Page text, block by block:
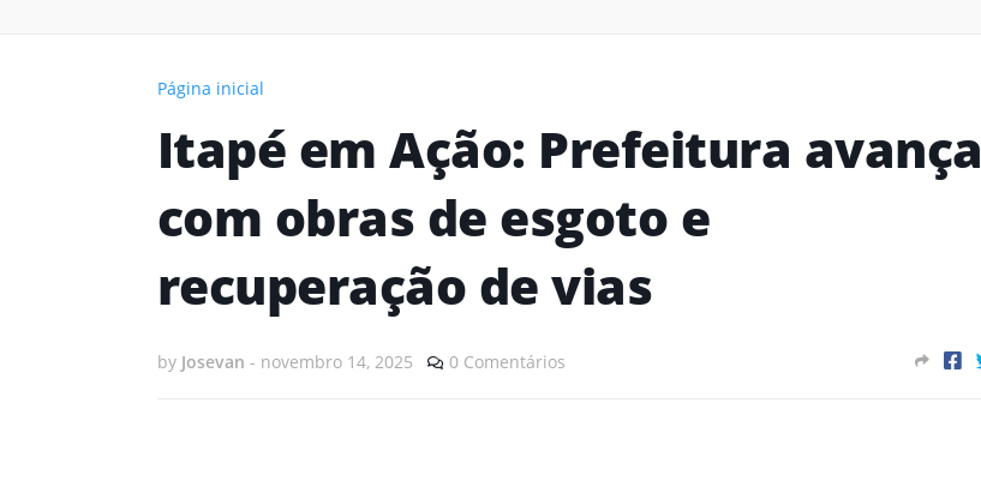
Página inicial
Itapé em Ação: Prefeitura avança
com obras de esgoto e
recuperação de vias
by Josevan - novembro 14, 2025 0 Comentários